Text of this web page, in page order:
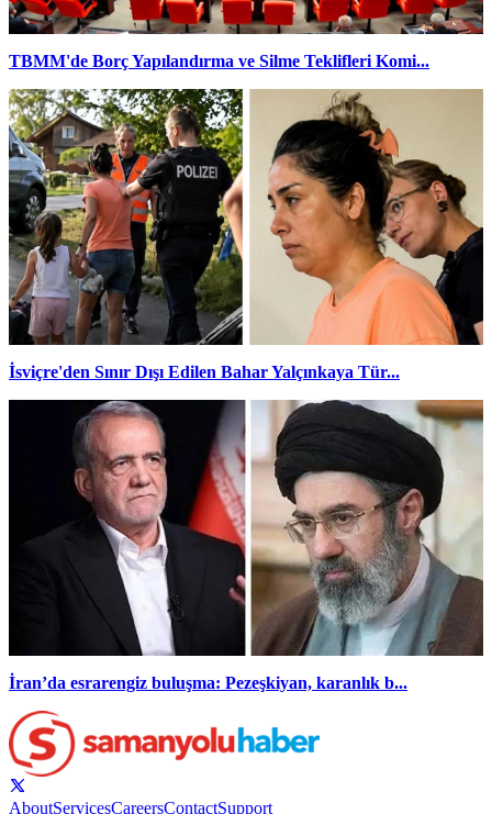
TBMM'de Borç Yapılandırma ve Silme Teklifleri Komi...
İsviçre'den Sınır Dışı Edilen Bahar Yalçınkaya Tür...
İran’da esrarengiz buluşma: Pezeşkiyan, karanlık b...
AboutServicesCareersContactSupport